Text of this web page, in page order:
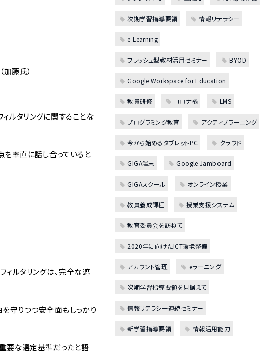
藤氏）
ルタリングに関することな
率直に話し合っていると
ィルタリングは、完全な遮
守りつつ安全面もしっかり
要な選定基準だったと語
次期学習指導要領 情報リテラシー
e-Learning
フラッシュ型教材活用セミナー BYOD
Google Workspace for Education
教員研修 コロナ禍 LMS
プログラミング教育 アクティブラーニング
今から始めるタブレットPC クラウド
GIGA端末 Google Jamboard
GIGAスクール オンライン授業
教員養成課程 授業支援システム
教育委員会を訪ねて
2020年に向けたICT環境整備
アカウント管理 eラーニング
次期学習指導要領を見据えて
情報リテラシー連続セミナー
新学習指導要領 情報活用能力